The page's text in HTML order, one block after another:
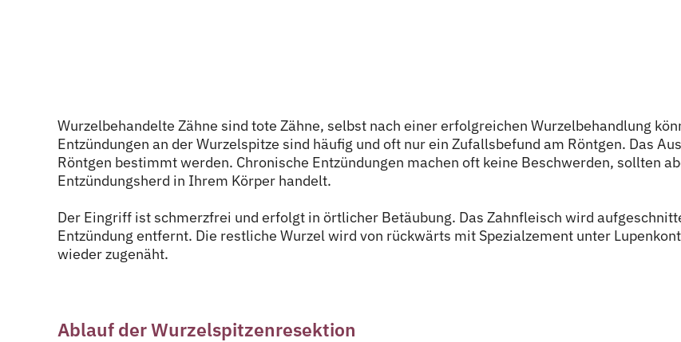
Wurzelbehandelte Zähne sind tote Zähne, selbst nach einer erfolgreichen Wurzelbehandlung
Entzündungen an der Wurzelspitze sind häufig und oft nur ein Zufallsbefund am Röntgen. Das
Röntgen bestimmt werden. Chronische Entzündungen machen oft keine Beschwerden, sollten
Entzündungsherd in Ihrem Körper handelt.
Der Eingriff ist schmerzfrei und erfolgt in örtlicher Betäubung. Das Zahnfleisch wird
Entzündung entfernt. Die restliche Wurzel wird von rückwärts mit Spezialzement unter
wieder zugenäht.
Ablauf der Wurzelspitzenresektion